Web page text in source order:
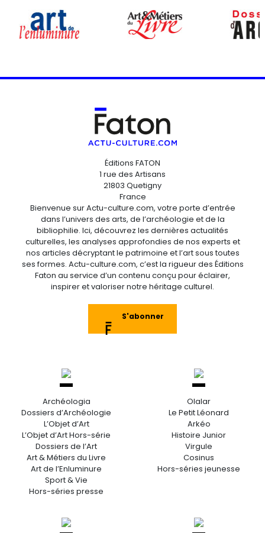
Éditions FATON
1 rue des Artisans
21803 Quetigny
France
Bienvenue sur Actu-culture.com, votre porte d’entrée
dans l’univers des arts, de l’archéologie et de la
bibliophilie. Ici, découvrez les dernières actualités
culturelles, les analyses approfondies de nos experts et
nos articles décryptant le patrimoine et l’art sous toutes
ses formes. Actu-culture.com, c’est la rigueur des Éditions
Faton au service d’un contenu conçu pour éclairer,
inspirer et valoriser notre héritage culturel.
S'abonner
Archéologia
Dossiers d’Archéologie
L’Objet d’Art
L’Objet d’Art Hors-série
Dossiers de l’Art
Art & Métiers du Livre
Art de l’Enluminure
Sport & Vie
Hors-séries presse
Olalar
Le Petit Léonard
Arkéo
Histoire Junior
Virgule
Cosinus
Hors-séries jeunesse